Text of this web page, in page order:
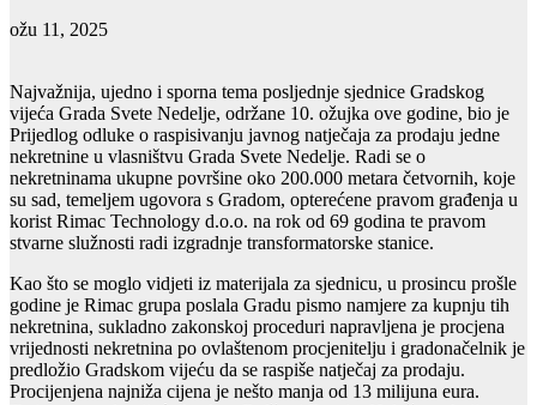
ožu 11, 2025
Najvažnija, ujedno i sporna tema posljednje sjednice Gradskog
vijeća Grada Svete Nedelje, održane 10. ožujka ove godine, bio je
Prijedlog odluke o raspisivanju javnog natječaja za prodaju jedne
nekretnine u vlasništvu Grada Svete Nedelje. Radi se o
nekretninama ukupne površine oko 200.000 metara četvornih, koje
su sad, temeljem ugovora s Gradom, opterećene pravom građenja u
korist Rimac Technology d.o.o. na rok od 69 godina te pravom
stvarne služnosti radi izgradnje transformatorske stanice.
Kao što se moglo vidjeti iz materijala za sjednicu, u prosincu prošle
godine je Rimac grupa poslala Gradu pismo namjere za kupnju tih
nekretnina, sukladno zakonskoj proceduri napravljena je procjena
vrijednosti nekretnina po ovlaštenom procjenitelju i gradonačelnik je
predložio Gradskom vijeću da se raspiše natječaj za prodaju.
Procijenjena najniža cijena je nešto manja od 13 milijuna eura.